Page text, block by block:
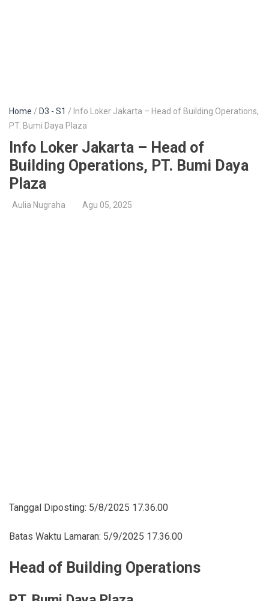
Home / D3 - S1 / Info Loker Jakarta – Head of Building Operations,
PT. Bumi Daya Plaza
Info Loker Jakarta – Head of
Building Operations, PT. Bumi Daya
Plaza
Aulia Nugraha Agu 05, 2025
Tanggal Diposting: 5/8/2025 17.36.00
Batas Waktu Lamaran: 5/9/2025 17.36.00
Head of Building Operations